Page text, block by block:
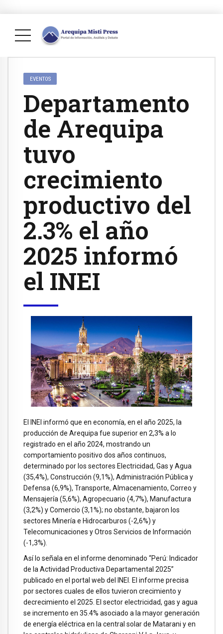
EVENTOS
Departamento
de Arequipa
tuvo
crecimiento
productivo del
2.3% el año
2025 informó
el INEI
El INEI informó que en economía, en el año 2025, la
producción de Arequipa fue superior en 2,3% a lo
registrado en el año 2024, mostrando un
comportamiento positivo dos años continuos,
determinado por los sectores Electricidad, Gas y Agua
(35,4%), Construcción (9,1%), Administración Pública y
Defensa (6,9%), Transporte, Almacenamiento, Correo y
Mensajería (5,6%), Agropecuario (4,7%), Manufactura
(3,2%) y Comercio (3,1%); no obstante, bajaron los
sectores Minería e Hidrocarburos (-2,6%) y
Telecomunicaciones y Otros Servicios de Información
(-1,3%).
Así lo señala en el informe denominado “Perú: Indicador
de la Actividad Productiva Departamental 2025”
publicado en el portal web del INEI. El informe precisa
por sectores cuales de ellos tuvieron crecimiento y
decrecimiento el 2025. El sector electricidad, gas y agua
se incremento en 35.4% asociado a la mayor generación
de energía eléctrica en la central solar de Matarani y en